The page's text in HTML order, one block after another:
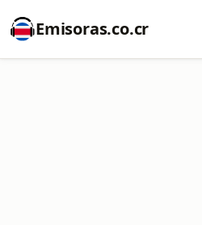
Emisoras.co.cr